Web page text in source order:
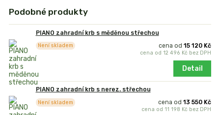
Podobné produkty
PIANO zahradní krb s měděnou střechou
cena od15 120 Kč
cena od12 496 Kč bez DPH
Není skladem
Detail
PIANO zahradní krb s nerez. střechou
cena od13 550 Kč
cena od11 198 Kč bez DPH
Není skladem